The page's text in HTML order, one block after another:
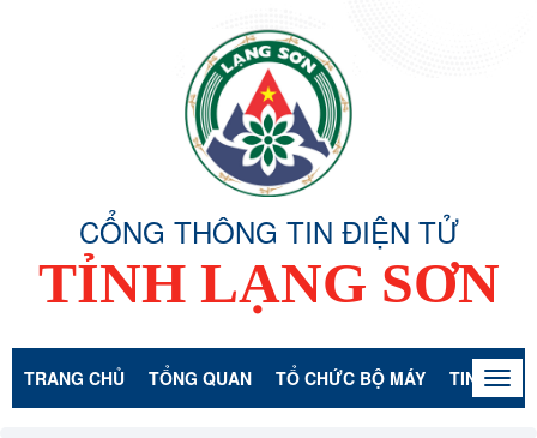
CỔNG THÔNG TIN ĐIỆN TỬ
TỈNH LẠNG SƠN
TRANG CHỦ TỔNG QUAN TỔ CHỨC BỘ MÁY TIN TỨC -